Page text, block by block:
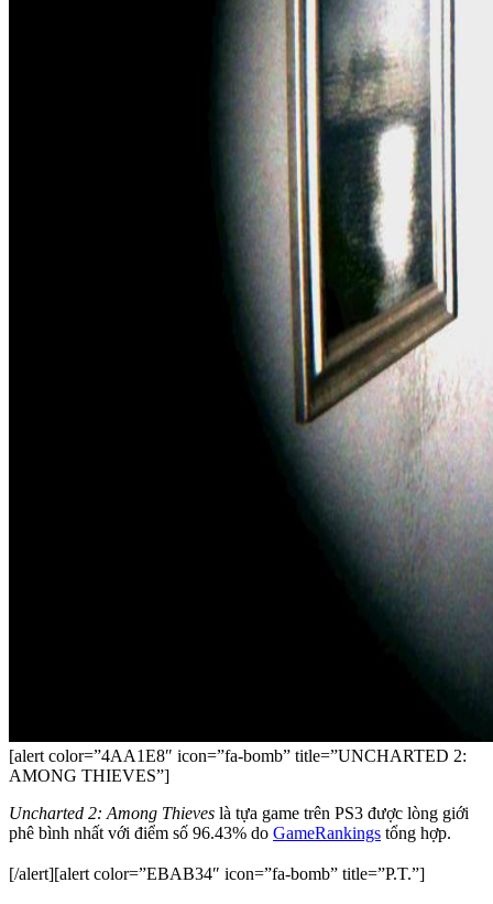
[alert color=”4AA1E8″ icon=”fa-bomb” title=”UNCHARTED 2:
AMONG THIEVES”]
Uncharted 2: Among Thieves là tựa game trên PS3 được lòng giới
phê bình nhất với điểm số 96.43% do GameRankings tổng hợp.
[/alert][alert color=”EBAB34″ icon=”fa-bomb” title=”P.T.”]